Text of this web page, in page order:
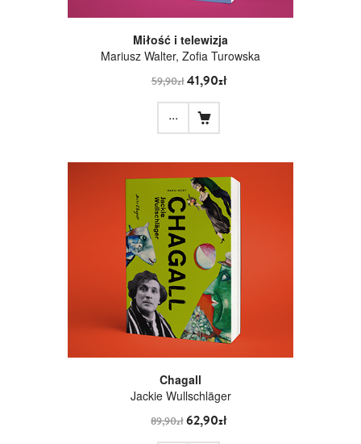
Miłość i telewizja
Mariusz Walter, Zofia Turowska
59,90zł41,90zł
...
Chagall
Jackie Wullschläger
89,90zł62,90zł